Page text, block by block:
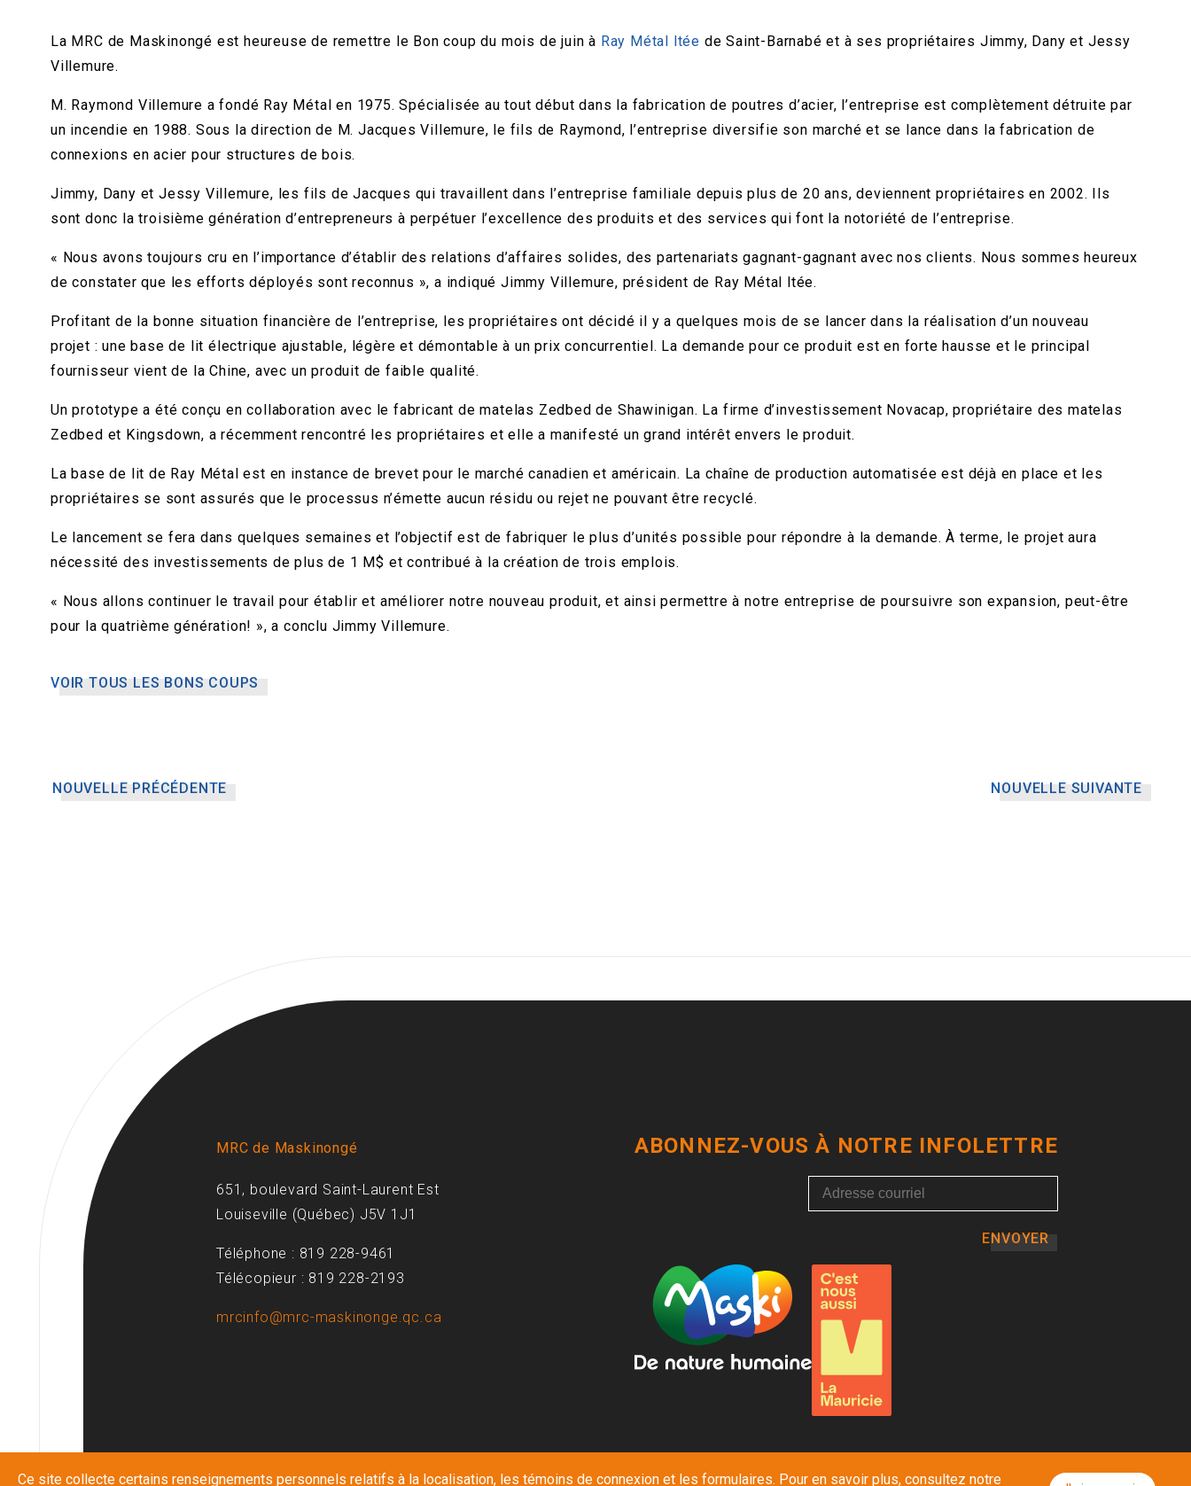
La MRC de Maskinongé est heureuse de remettre le Bon coup du mois de juin à Ray Métal ltée de Saint-Barnabé et à ses propriétaires Jimmy, Dany et Jessy
Villemure.
M. Raymond Villemure a fondé Ray Métal en 1975. Spécialisée au tout début dans la fabrication de poutres d’acier, l’entreprise est complètement détruite par
un incendie en 1988. Sous la direction de M. Jacques Villemure, le fils de Raymond, l’entreprise diversifie son marché et se lance dans la fabrication de
connexions en acier pour structures de bois.
Jimmy, Dany et Jessy Villemure, les fils de Jacques qui travaillent dans l’entreprise familiale depuis plus de 20 ans, deviennent propriétaires en 2002. Ils
sont donc la troisième génération d’entrepreneurs à perpétuer l’excellence des produits et des services qui font la notoriété de l’entreprise.
« Nous avons toujours cru en l’importance d’établir des relations d’affaires solides, des partenariats gagnant-gagnant avec nos clients. Nous sommes heureux
de constater que les efforts déployés sont reconnus », a indiqué Jimmy Villemure, président de Ray Métal ltée.
Profitant de la bonne situation financière de l’entreprise, les propriétaires ont décidé il y a quelques mois de se lancer dans la réalisation d’un nouveau
projet : une base de lit électrique ajustable, légère et démontable à un prix concurrentiel. La demande pour ce produit est en forte hausse et le principal
fournisseur vient de la Chine, avec un produit de faible qualité.
Un prototype a été conçu en collaboration avec le fabricant de matelas Zedbed de Shawinigan. La firme d’investissement Novacap, propriétaire des matelas
Zedbed et Kingsdown, a récemment rencontré les propriétaires et elle a manifesté un grand intérêt envers le produit.
La base de lit de Ray Métal est en instance de brevet pour le marché canadien et américain. La chaîne de production automatisée est déjà en place et les
propriétaires se sont assurés que le processus n’émette aucun résidu ou rejet ne pouvant être recyclé.
Le lancement se fera dans quelques semaines et l’objectif est de fabriquer le plus d’unités possible pour répondre à la demande. À terme, le projet aura
nécessité des investissements de plus de 1 M$ et contribué à la création de trois emplois.
« Nous allons continuer le travail pour établir et améliorer notre nouveau produit, et ainsi permettre à notre entreprise de poursuivre son expansion, peut-être
pour la quatrième génération! », a conclu Jimmy Villemure.
VOIR TOUS LES BONS COUPS
NOUVELLE PRÉCÉDENTE NOUVELLE SUIVANTE
MRC de Maskinongé
651, boulevard Saint-Laurent Est
Louiseville (Québec) J5V 1J1
Téléphone : 819 228-9461
Télécopieur : 819 228-2193
mrcinfo@mrc-maskinonge.qc.ca
ABONNEZ-VOUS À NOTRE INFOLETTRE
ENVOYER
Ce site collecte certains renseignements personnels relatifs à la localisation, les témoins de connexion et les formulaires. Pour en savoir plus, consultez notre